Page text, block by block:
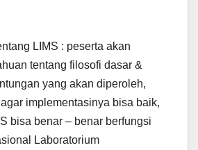
LIMS : peserta akan
tentang filosofi dasar &
yang akan diperoleh,
implementasinya bisa baik,
bisa benar – benar berfungsi
Laboratorium